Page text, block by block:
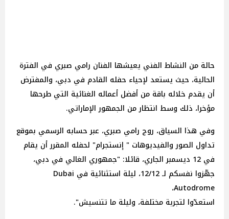
حالة من النشاط الفني يعيشها الفنان رامي صبري في الفترة
الحالية، حيث يستعد لإحياء حفله القادم في دبي، والمفترض
أن يقدم خلاله باقة من أفضل أعماله الغنائية التي طرحها
مؤخرا، ذلك وسط انتظار من الجمهور الإماراتي.
وفي هذا السياق، روج رامي صبري، عبر حسابه الرسمي بموقع
تداول الصور والفيديوهات " إنستجرام" لحفله المقرر أن يقام
في 12 ديسمبر الجاري، قائلا: "جمهوري الغالي في دبي،
جهّزوا نفسكم لـ 12/12، ليلة استثنائية في Dubai
Autodrome،
استعدّوا لتجربة مختلفة، وليلة ما تتنسيش".